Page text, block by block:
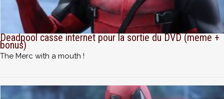
Deadpool casse internet pour la sortie du DVD (meme +
bonus)
The Merc with a mouth !